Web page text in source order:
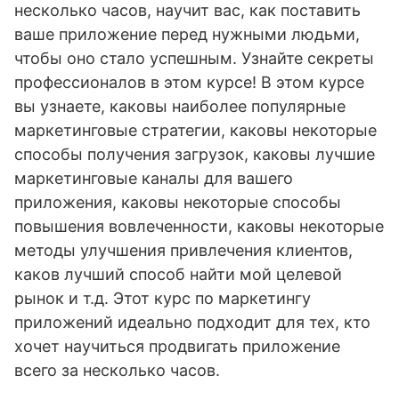
несколько часов, научит вас, как поставить
ваше приложение перед нужными людьми,
чтобы оно стало успешным. Узнайте секреты
профессионалов в этом курсе! В этом курсе
вы узнаете, каковы наиболее популярные
маркетинговые стратегии, каковы некоторые
способы получения загрузок, каковы лучшие
маркетинговые каналы для вашего
приложения, каковы некоторые способы
повышения вовлеченности, каковы некоторые
методы улучшения привлечения клиентов,
каков лучший способ найти мой целевой
рынок и т.д. Этот курс по маркетингу
приложений идеально подходит для тех, кто
хочет научиться продвигать приложение
всего за несколько часов.